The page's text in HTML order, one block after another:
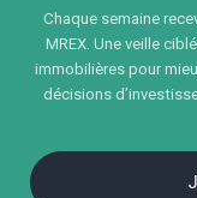
Chaque semaine
MREX. Une veille
immobilières pour
décisions